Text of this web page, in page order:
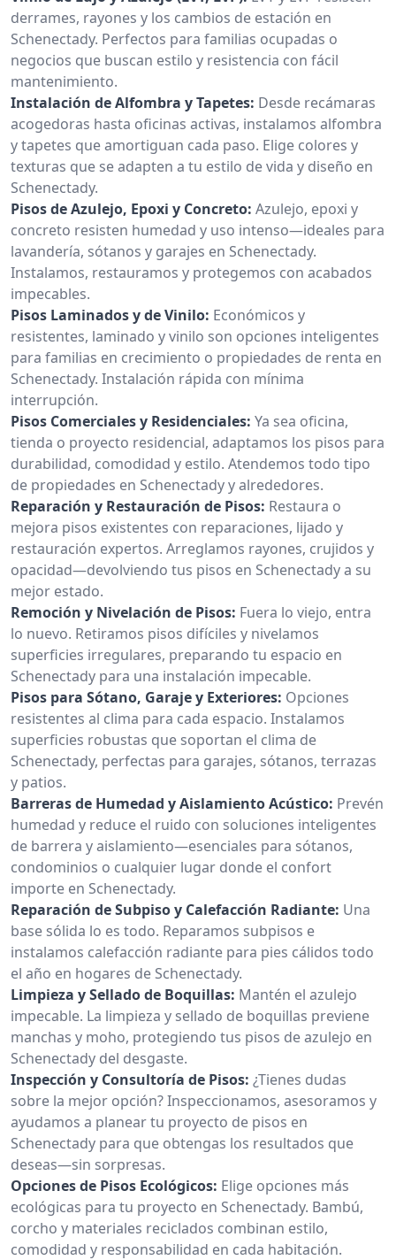
derrames, rayones y los cambios de estación en
Schenectady. Perfectos para familias ocupadas o
negocios que buscan estilo y resistencia con fácil
mantenimiento.
Instalación de Alfombra y Tapetes: Desde recámaras
acogedoras hasta oficinas activas, instalamos alfombra
y tapetes que amortiguan cada paso. Elige colores y
texturas que se adapten a tu estilo de vida y diseño en
Schenectady.
Pisos de Azulejo, Epoxi y Concreto: Azulejo, epoxi y
concreto resisten humedad y uso intenso—ideales para
lavandería, sótanos y garajes en Schenectady.
Instalamos, restauramos y protegemos con acabados
impecables.
Pisos Laminados y de Vinilo: Económicos y
resistentes, laminado y vinilo son opciones inteligentes
para familias en crecimiento o propiedades de renta en
Schenectady. Instalación rápida con mínima
interrupción.
Pisos Comerciales y Residenciales: Ya sea oficina,
tienda o proyecto residencial, adaptamos los pisos para
durabilidad, comodidad y estilo. Atendemos todo tipo
de propiedades en Schenectady y alrededores.
Reparación y Restauración de Pisos: Restaura o
mejora pisos existentes con reparaciones, lijado y
restauración expertos. Arreglamos rayones, crujidos y
opacidad—devolviendo tus pisos en Schenectady a su
mejor estado.
Remoción y Nivelación de Pisos: Fuera lo viejo, entra
lo nuevo. Retiramos pisos difíciles y nivelamos
superficies irregulares, preparando tu espacio en
Schenectady para una instalación impecable.
Pisos para Sótano, Garaje y Exteriores: Opciones
resistentes al clima para cada espacio. Instalamos
superficies robustas que soportan el clima de
Schenectady, perfectas para garajes, sótanos, terrazas
y patios.
Barreras de Humedad y Aislamiento Acústico: Prevén
humedad y reduce el ruido con soluciones inteligentes
de barrera y aislamiento—esenciales para sótanos,
condominios o cualquier lugar donde el confort
importe en Schenectady.
Reparación de Subpiso y Calefacción Radiante: Una
base sólida lo es todo. Reparamos subpisos e
instalamos calefacción radiante para pies cálidos todo
el año en hogares de Schenectady.
Limpieza y Sellado de Boquillas: Mantén el azulejo
impecable. La limpieza y sellado de boquillas previene
manchas y moho, protegiendo tus pisos de azulejo en
Schenectady del desgaste.
Inspección y Consultoría de Pisos: ¿Tienes dudas
sobre la mejor opción? Inspeccionamos, asesoramos y
ayudamos a planear tu proyecto de pisos en
Schenectady para que obtengas los resultados que
deseas—sin sorpresas.
Opciones de Pisos Ecológicos: Elige opciones más
ecológicas para tu proyecto en Schenectady. Bambú,
corcho y materiales reciclados combinan estilo,
comodidad y responsabilidad en cada habitación.